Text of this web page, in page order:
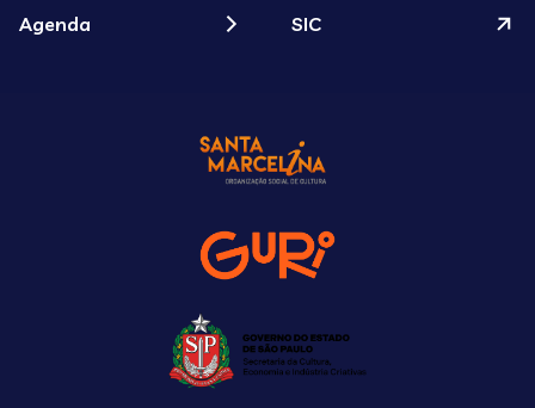
Agenda SIC